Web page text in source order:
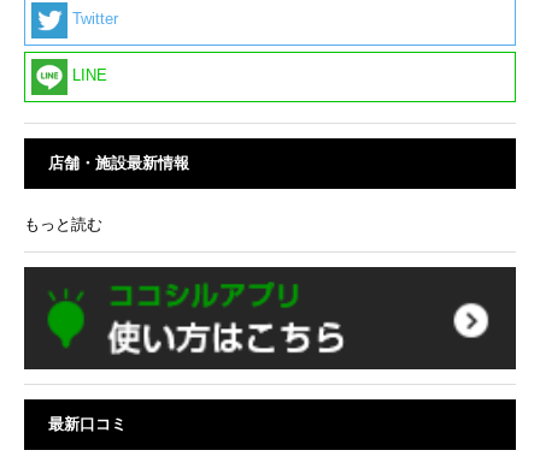
Twitter
LINE
店舗・施設最新情報
もっと読む
最新口コミ